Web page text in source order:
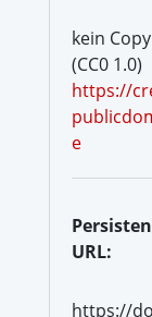
kein
(CC0 1.0)
https://
e
URL:
https://